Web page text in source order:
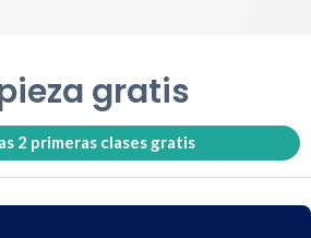
gratis
2 primeras clases gratis